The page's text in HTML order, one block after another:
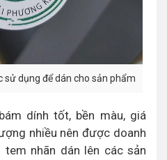
sử dụng để dán cho sản phẩm
dính tốt, bền màu, giá
nhiều nên được doanh
nhãn dán lên các sản